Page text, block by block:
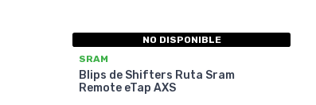
NO DISPONIBLE
SRAM
Blips de Shifters Ruta Sram
Remote eTap AXS